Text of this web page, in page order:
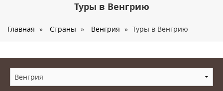
Страны
Туристам
Корпоративное обслуживание
Туры в Венгрию
Главная » Страны » Венгрия » Туры в Венгрию